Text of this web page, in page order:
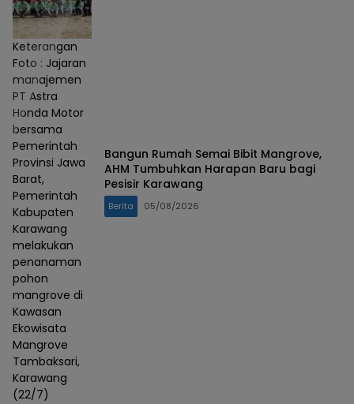
Keterangan
Foto : Jajaran
manajemen
PT Astra
Honda Motor
bersama
Pemerintah
Provinsi Jawa
Barat,
Pemerintah
Kabupaten
Karawang
melakukan
penanaman
pohon
mangrove di
Kawasan
Ekowisata
Mangrove
Tambaksari,
Karawang
(22/7)
Bangun Rumah Semai Bibit Mangrove,
AHM Tumbuhkan Harapan Baru bagi
Pesisir Karawang
Berita 05/08/2026